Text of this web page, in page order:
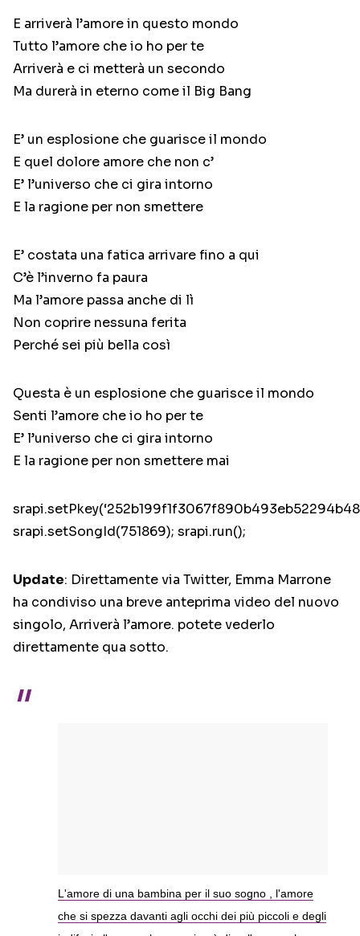
E arriverà l’amore in questo mondo
Tutto l’amore che io ho per te
Arriverà e ci metterà un secondo
Ma durerà in eterno come il Big Bang
E’ un esplosione che guarisce il mondo
E quel dolore amore che non c’
E’ l’universo che ci gira intorno
E la ragione per non smettere
E’ costata una fatica arrivare fino a qui
C’è l’inverno fa paura
Ma l’amore passa anche di lì
Non coprire nessuna ferita
Perché sei più bella così
Questa è un esplosione che guarisce il mondo
Senti l’amore che io ho per te
E’ l’universo che ci gira intorno
E la ragione per non smettere mai
srapi.setSongId(751869); srapi.run();
Update: Direttamente via Twitter, Emma Marrone
ha condiviso una breve anteprima video del nuovo
singolo, Arriverà l’amore. potete vederlo
direttamente qua sotto.
L'amore di una bambina per il suo sogno , l'amore
che si spezza davanti agli occhi dei più piccoli e degli